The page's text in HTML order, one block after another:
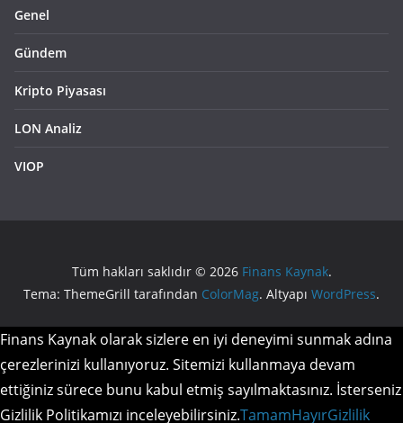
Genel
Gündem
Kripto Piyasası
LON Analiz
VIOP
Tüm hakları saklıdır © 2026 Finans Kaynak.
Tema: ThemeGrill tarafından ColorMag. Altyapı WordPress.
Finans Kaynak olarak sizlere en iyi deneyimi sunmak adına
çerezlerinizi kullanıyoruz. Sitemizi kullanmaya devam
ettiğiniz sürece bunu kabul etmiş sayılmaktasınız. İsterseniz
Gizlilik Politikamızı inceleyebilirsiniz.TamamHayırGizlilik